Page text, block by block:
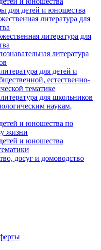
для детей и юношества
литература для
литература для
литература
для детей и
естественно-
тематике
для школьников
наукам,
и юношества по
жизни
и юношества
досуг и домоводство